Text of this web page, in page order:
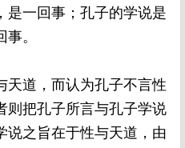
是一回事；孔子的学说是
。
天道，而认为孔子不言性
则把孔子所言与孔子学说
说之旨在于性与天道，由